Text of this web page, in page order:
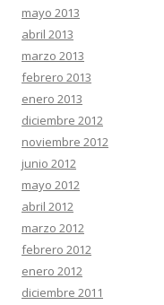
mayo 2013
abril 2013
marzo 2013
febrero 2013
enero 2013
diciembre 2012
noviembre 2012
junio 2012
mayo 2012
abril 2012
marzo 2012
febrero 2012
enero 2012
diciembre 2011